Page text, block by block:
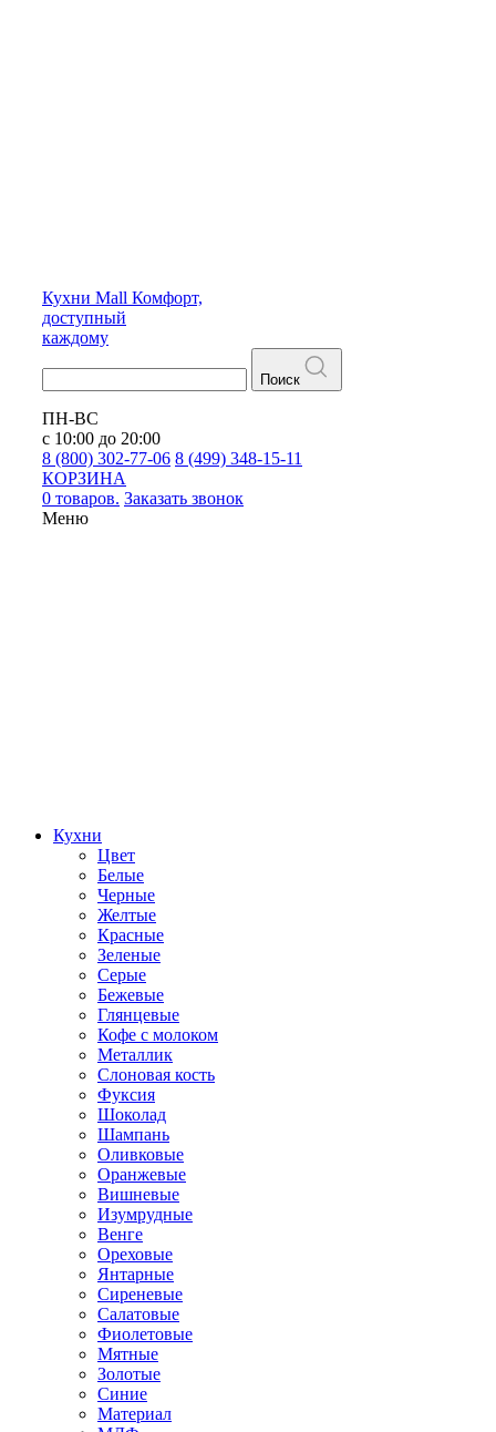
Кухни Mall Комфорт,
доступный
каждому
Поиск
ПН-ВС
с 10:00 до 20:00
8 (800) 302-77-06 8 (499) 348-15-11
КОРЗИНА
0 товаров. Заказать звонок
Меню
Кухни
Цвет
Белые
Черные
Желтые
Красные
Зеленые
Серые
Бежевые
Глянцевые
Кофе с молоком
Металлик
Слоновая кость
Фуксия
Шоколад
Шампань
Оливковые
Оранжевые
Вишневые
Изумрудные
Венге
Ореховые
Янтарные
Сиреневые
Салатовые
Фиолетовые
Мятные
Золотые
Синие
Материал